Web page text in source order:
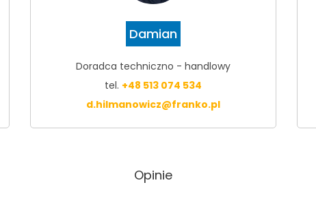
Damian
Doradca techniczno - handlowy
tel. +48 513 074 534
d.hilmanowicz@franko.pl
Opinie